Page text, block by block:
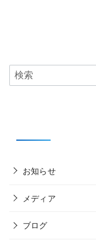
お知らせ
メディア
ブログ